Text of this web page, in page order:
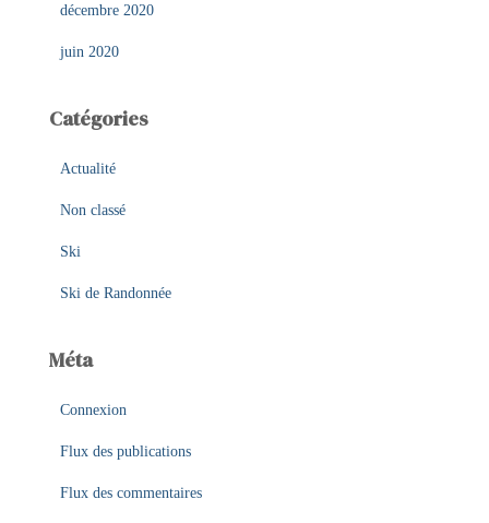
décembre 2020
juin 2020
Catégories
Actualité
Non classé
Ski
Ski de Randonnée
Méta
Connexion
Flux des publications
Flux des commentaires